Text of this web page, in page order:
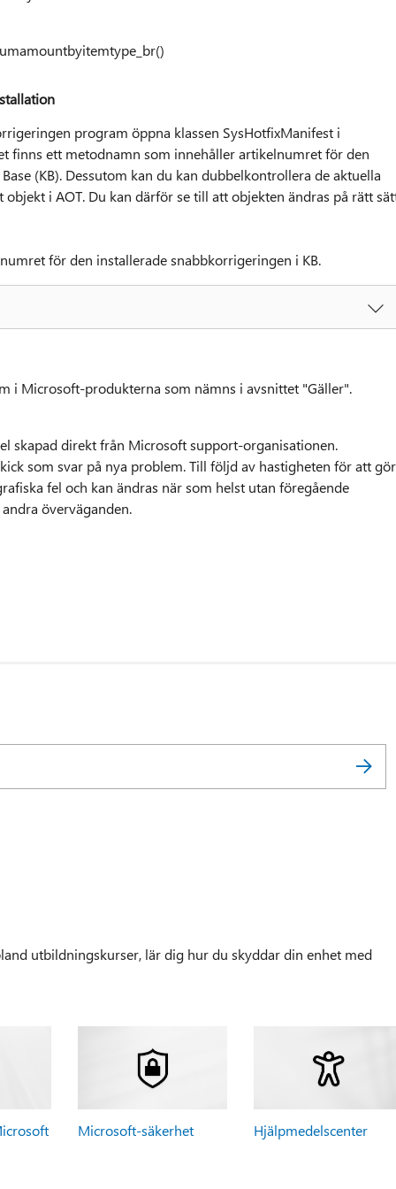
program öppna klassen SysHotfixManifest i
finns ett metodnamn som innehåller artikelnumret för den
(KB). Dessutom kan du kan dubbelkontrollera de aktuella
i AOT. Du kan därför se till att objekten ändras på rätt
för den installerade snabbkorrigeringen i KB.
i Microsoft-produkterna som nämns i avsnittet "Gäller".
skapad direkt från Microsoft support-organisationen.
som svar på nya problem. Till följd av hastigheten för att
fel och kan ändras när som helst utan föregående
överväganden.
utbildningskurser, lär dig hur du skyddar din enhet med
Microsoft-säkerhet Hjälpmedelscenter